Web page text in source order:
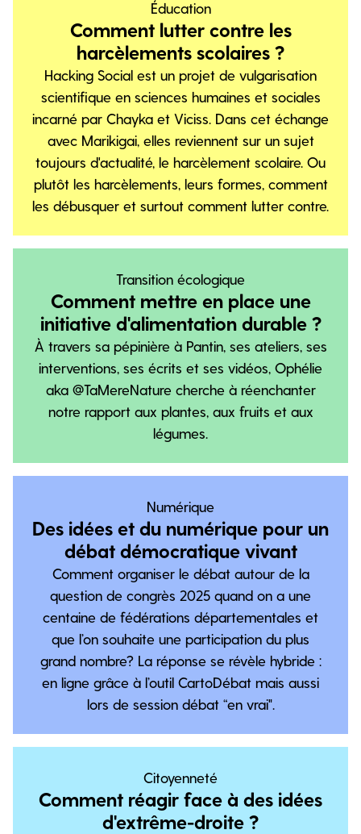
Éducation
Comment lutter contre les
harcèlements scolaires ?
Hacking Social est un projet de vulgarisation
scientifique en sciences humaines et sociales
incarné par Chayka et Viciss. Dans cet échange
avec Marikigai, elles reviennent sur un sujet
toujours d'actualité, le harcèlement scolaire. Ou
plutôt les harcèlements, leurs formes, comment
les débusquer et surtout comment lutter contre.
Transition écologique
Comment mettre en place une
initiative d'alimentation durable ?
À travers sa pépinière à Pantin, ses ateliers, ses
interventions, ses écrits et ses vidéos, Ophélie
aka @TaMereNature ‬cherche à réenchanter
notre rapport aux plantes, aux fruits et aux
légumes.
Numérique
Des idées et du numérique pour un
débat démocratique vivant
Comment organiser le débat autour de la
question de congrès 2025 quand on a une
centaine de fédérations départementales et
que l’on souhaite une participation du plus
grand nombre? La réponse se révèle hybride :
en ligne grâce à l’outil CartoDébat mais aussi
lors de session débat “en vrai".
Citoyenneté
Comment réagir face à des idées
d'extrême-droite ?